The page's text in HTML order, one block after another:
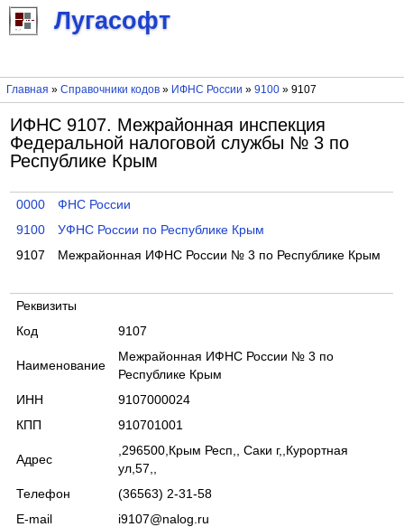
Лугасофт
Главная » Справочники кодов» ИФНС России » 9100» 9107
ИФНС 9107. Межрайонная инспекция
Федеральной налоговой службы № 3 по
Республике Крым
0000
ФНС России
9100
УФНС России по Республике Крым
9107
Межрайонная ИФНС России № 3 по Республике Крым
Реквизиты
Код
9107
Наименование
Межрайонная ИФНС России № 3 по
Республике Крым
ИНН
9107000024
КПП
910701001
Адрес
,296500,Крым Респ,, Саки г,,Курортная
ул,57,,
Телефон
(36563) 2-31-58
E-mail
i9107@nalog.ru